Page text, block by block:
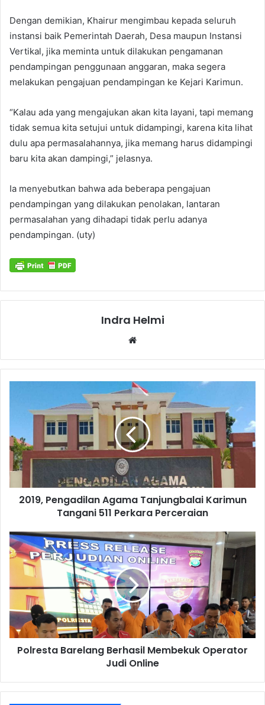
Dengan demikian, Khairur mengimbau kepada seluruh
instansi baik Pemerintah Daerah, Desa maupun Instansi
Vertikal, jika meminta untuk dilakukan pengamanan
pendampingan penggunaan anggaran, maka segera
melakukan pengajuan pendampingan ke Kejari Karimun.
“Kalau ada yang mengajukan akan kita layani, tapi memang
tidak semua kita setujui untuk didampingi, karena kita lihat
dulu apa permasalahannya, jika memang harus didampingi
baru kita akan dampingi,” jelasnya.
Ia menyebutkan bahwa ada beberapa pengajuan
pendampingan yang dilakukan penolakan, lantaran
permasalahan yang dihadapi tidak perlu adanya
pendampingan. (uty)
Indra Helmi
2019, Pengadilan Agama Tanjungbalai Karimun
Tangani 511 Perkara Perceraian
Polresta Barelang Berhasil Membekuk Operator
Judi Online